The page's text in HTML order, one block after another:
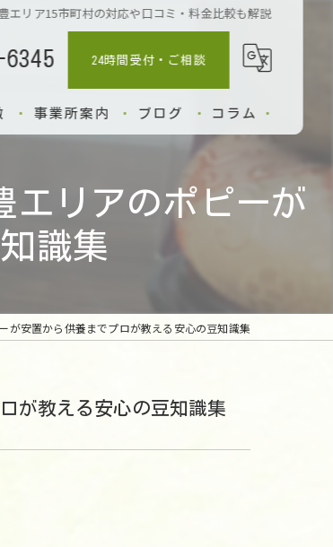
エリア15市町村の対応や口コミ・料金比較も解説
24時間受付・ご相談
事業所案内 ブログ コラム
エリアのポピーが
識集
が安置から供養までプロが教える安心の豆知識集
が教える安心の豆知識集